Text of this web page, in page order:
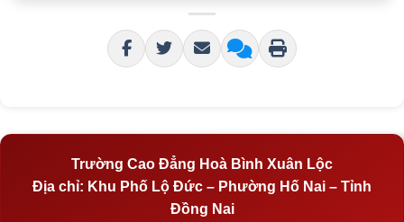
Trường Cao Đẳng Hoà Bình Xuân Lộc
Địa chỉ: Khu Phố Lộ Đức – Phường Hố Nai – Tỉnh
Đồng Nai